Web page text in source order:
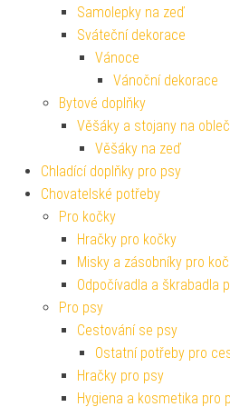
Samolepky na zeď
Sváteční dekorace
Vánoce
Vánoční dekorace
Bytové doplňky
Věšáky a stojany na
Věšáky na zeď
Chladící doplňky pro psy
Chovatelské potřeby
Pro kočky
Hračky pro kočky
Misky a zásobníky pro
Odpočívadla a škrabadla
Pro psy
Cestování se psy
Ostatní potřeby pro
Hračky pro psy
Hygiena a kosmetika pro